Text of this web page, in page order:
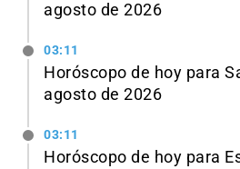
agosto de 2026
03:11
Horóscopo de hoy para
agosto de 2026
03:11
Horóscopo de hoy para